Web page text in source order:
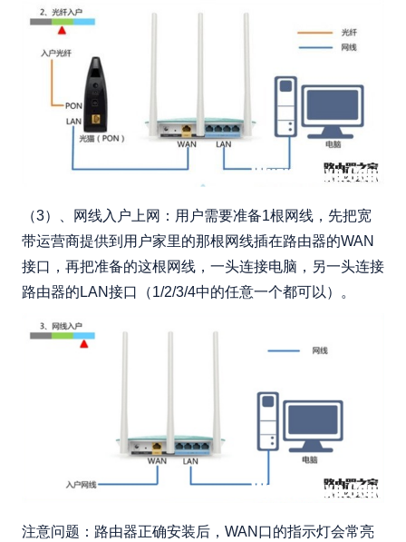
（3）、网线入户上网：用户需要准备1根网线，先把宽
带运营商提供到用户家里的那根网线插在路由器的WAN
接口，再把准备的这根网线，一头连接电脑，另一头连接
路由器的LAN接口（1/2/3/4中的任意一个都可以）。
注意问题：路由器正确安装后，WAN口的指示灯会常亮